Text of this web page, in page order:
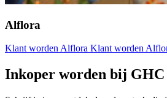
Alflora
Klant worden Alflora Klant worden
Inkoper worden bij GHC